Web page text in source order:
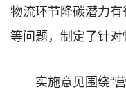
物流环节降碳潜力
等问题，制定了针对
实施意见围绕“